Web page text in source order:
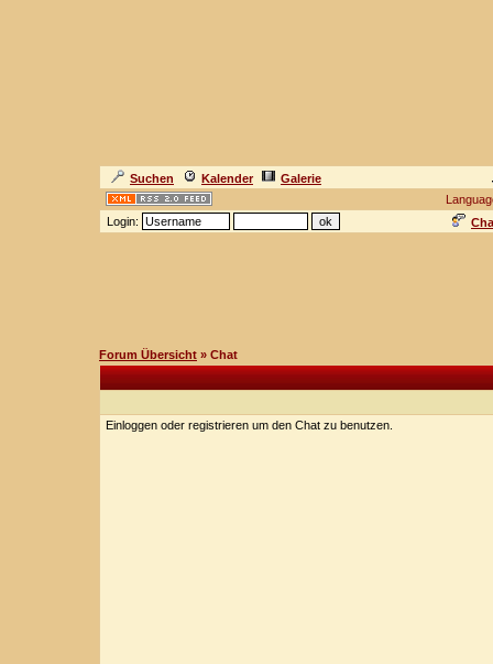
Suchen Kalender
Galerie
Login:
Forum Übersicht » Chat
Einloggen oder registrieren um den Chat zu benutzen.